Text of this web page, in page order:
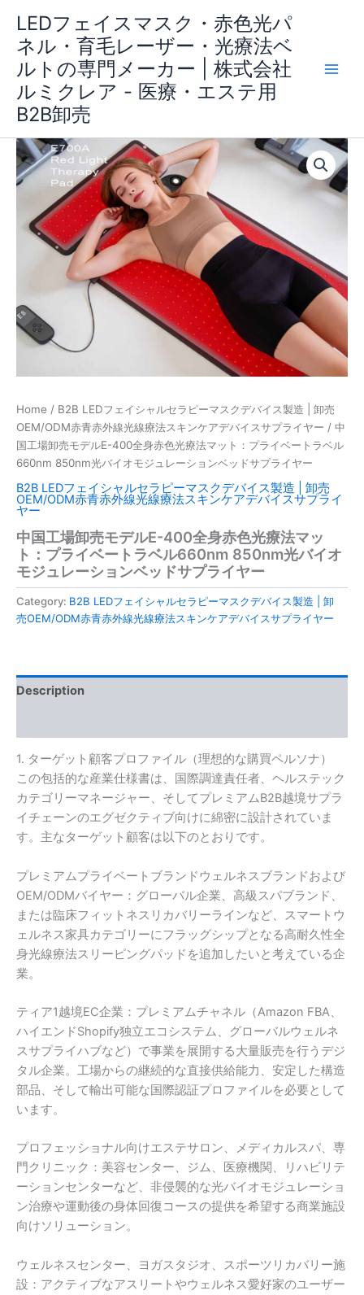
content
LEDフェイスマスク・赤色光パ
ネル・育毛レーザー・光療法ベ
ルトの専門メーカー | 株式会社
ルミクレア - 医療・エステ用
B2B卸売
Home / B2B LEDフェイシャルセラピーマスクデバイス製造 | 卸売
OEM/ODM赤青赤外線光線療法スキンケアデバイスサプライヤー / 中
国工場卸売モデルE-400全身赤色光療法マット：プライベートラベル
660nm 850nm光バイオモジュレーションベッドサプライヤー
B2B LEDフェイシャルセラピーマスクデバイス製造 | 卸売
OEM/ODM赤青赤外線光線療法スキンケアデバイスサプライ
ヤー
中国工場卸売モデルE-400全身赤色光療法マッ
ト：プライベートラベル660nm 850nm光バイオ
モジュレーションベッドサプライヤー
Category: B2B LEDフェイシャルセラピーマスクデバイス製造 | 卸
売OEM/ODM赤青赤外線光線療法スキンケアデバイスサプライヤー
Description
1. ターゲット顧客プロファイル（理想的な購買ペルソナ）
この包括的な産業仕様書は、国際調達責任者、ヘルステック
カテゴリーマネージャー、そしてプレミアムB2B越境サプラ
イチェーンのエグゼクティブ向けに綿密に設計されていま
す。主なターゲット顧客は以下のとおりです。
プレミアムプライベートブランドウェルネスブランドおよび
OEM/ODMバイヤー：グローバル企業、高級スパブランド、
または臨床フィットネスリカバリーラインなど、スマートウ
ェルネス家具カテゴリーにフラッグシップとなる高耐久性全
身光線療法スリーピングパッドを追加したいと考えている企
業。
ティア1越境EC企業：プレミアムチャネル（Amazon FBA、
ハイエンドShopify独立エコシステム、グローバルウェルネ
スサプライハブなど）で事業を展開する大量販売を行うデジ
タル企業。工場からの継続的な直接供給能力、安定した構造
部品、そして輸出可能な国際認証プロファイルを必要として
います。
プロフェッショナル向けエステサロン、メディカルスパ、専
門クリニック：美容センター、ジム、医療機関、リハビリテ
ーションセンターなど、非侵襲的な光バイオモジュレーショ
ン治療や運動後の身体回復コースの提供を希望する商業施設
向けソリューション。
ウェルネスセンター、ヨガスタジオ、スポーツリカバリー施
設：アクティブなアスリートやウェルネス愛好家のユーザー